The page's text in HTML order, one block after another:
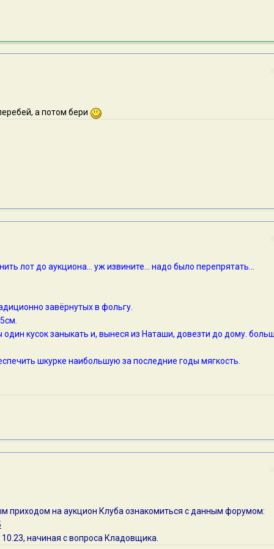
а потом бери
лот до аукциона... уж извините... надо было перепрятать...
завёрнутых в фольгу.
один кусок заныкать и, вынеся из Наташи, довезти до дому.
шкурке наибольшую за последние годы мягкость.
приходом на аукцион Клуба ознакомиться с данным форумом:
начиная с вопроса Кладовщика.